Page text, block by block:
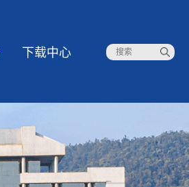
下载中心